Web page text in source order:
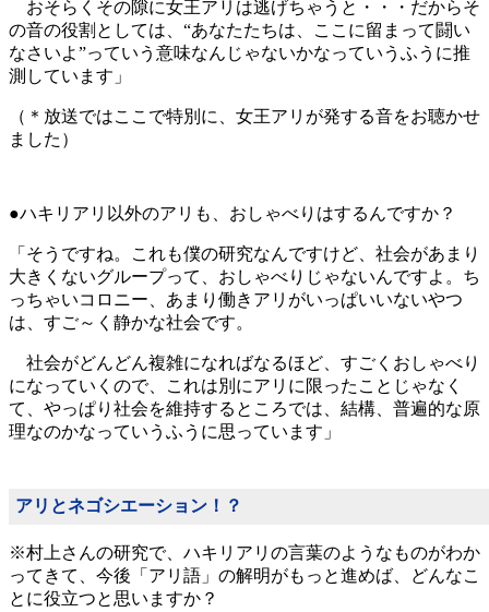
おそらくその隙に女王アリは逃げちゃうと・・・だからそ
の音の役割としては、“あなたたちは、ここに留まって闘い
なさいよ”っていう意味なんじゃないかなっていうふうに推
測しています」
（＊放送ではここで特別に、女王アリが発する音をお聴かせ
ました）
●ハキリアリ以外のアリも、おしゃべりはするんですか？
「そうですね。これも僕の研究なんですけど、社会があまり
大きくないグループって、おしゃべりじゃないんですよ。ち
っちゃいコロニー、あまり働きアリがいっぱいいないやつ
は、すご～く静かな社会です。
社会がどんどん複雑になればなるほど、すごくおしゃべり
になっていくので、これは別にアリに限ったことじゃなく
て、やっぱり社会を維持するところでは、結構、普遍的な原
理なのかなっていうふうに思っています」
アリとネゴシエーション！？
※村上さんの研究で、ハキリアリの言葉のようなものがわか
ってきて、今後「アリ語」の解明がもっと進めば、どんなこ
とに役立つと思いますか？